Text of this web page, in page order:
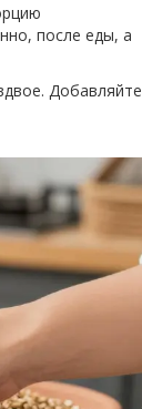
после еды, а
Добавляйте